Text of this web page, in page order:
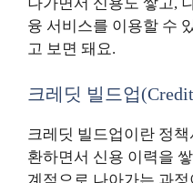
융 서비스를 이용할 수
고 보면 돼요.
크레딧 빌드업
크레딧 빌드업이란 정
환하면서 신용 이력을